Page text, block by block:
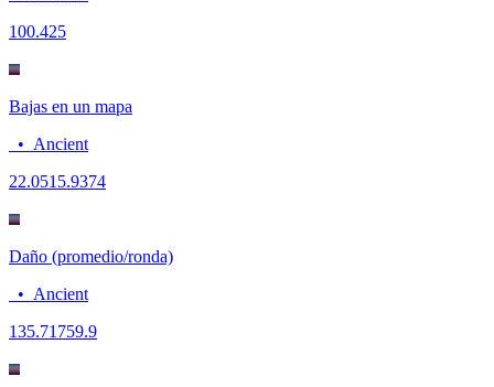
100.425
Bajas en un mapa
• Ancient
22.0515.9374
Daño (promedio/ronda)
• Ancient
135.71759.9